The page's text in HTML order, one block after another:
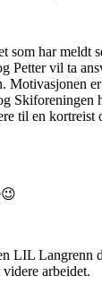
som har meldt
Petter vil ta
Motivasjonen
Skiforeningen
til en kortreist
LIL Langrenn
arbeidet.